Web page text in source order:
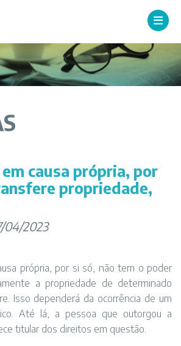
causa própria, por
propriedade,
04/2023
própria, por si só, não tem o poder
a propriedade de determinado
Isso dependerá da ocorrência de um
Até lá, a pessoa que outorgou a
titular dos direitos em questão.